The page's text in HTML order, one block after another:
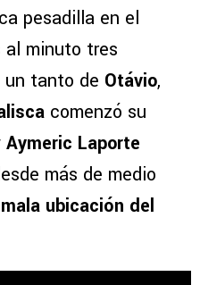
pesadilla en el
al minuto tres
un tanto de Otávio,
comenzó su
Aymeric Laporte
más de medio
mala ubicación del